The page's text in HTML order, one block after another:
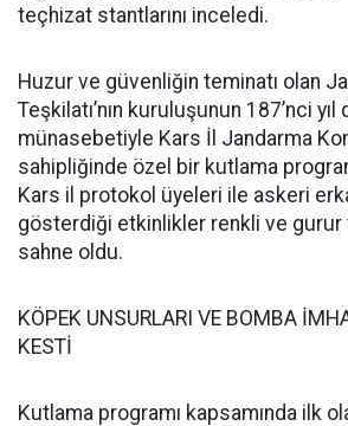
teçhizat stantlarını inceledi.
Huzur ve güvenliğin teminatı olan
Teşkilatı’nın kuruluşunun 187’nci yıl
münasebetiyle Kars İl Jandarma
sahipliğinde özel bir kutlama
Kars il protokol üyeleri ile askeri
gösterdiği etkinlikler renkli ve gurur
sahne oldu.
KÖPEK UNSURLARI VE BOMBA
KESTİ
Kutlama programı kapsamında ilk